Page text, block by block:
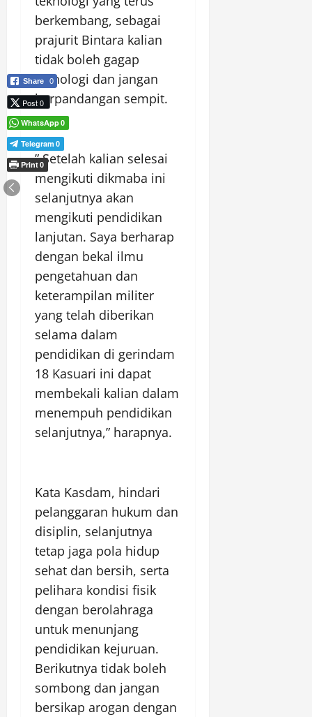
berkembang, sebagai
prajurit Bintara kalian
tidak boleh gagap
teknologi dan jangan
berpandangan sempit.
” Setelah kalian selesai
mengikuti dikmaba ini
selanjutnya akan
mengikuti pendidikan
lanjutan. Saya berharap
dengan bekal ilmu
pengetahuan dan
keterampilan militer
yang telah diberikan
selama dalam
pendidikan di gerindam
18 Kasuari ini dapat
membekali kalian dalam
menempuh pendidikan
selanjutnya,” harapnya.
Kata Kasdam, hindari
pelanggaran hukum dan
disiplin, selanjutnya
tetap jaga pola hidup
sehat dan bersih, serta
pelihara kondisi fisik
dengan berolahraga
untuk menunjang
pendidikan kejuruan.
Berikutnya tidak boleh
sombong dan jangan
bersikap arogan dengan
Share 0
Post 0
WhatsApp0
Telegram 0
Print0